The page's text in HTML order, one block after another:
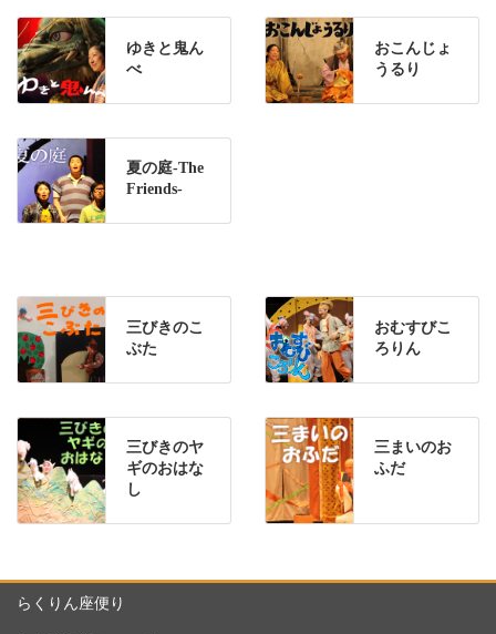
ゆきと鬼ん
べ
おこんじょ
うるり
夏の庭-The
Friends-
三びきのこ
ぶた
おむすびこ
ろりん
三びきのヤ
ギのおはな
し
三まいのお
ふだ
らくりん座便り